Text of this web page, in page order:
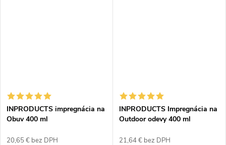
INPRODUCTS impregnácia na
Obuv 400 ml
20,65 € bez DPH
INPRODUCTS Impregnácia na
Outdoor odevy 400 ml
21,64 € bez DPH